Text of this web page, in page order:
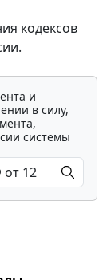
кодексов
и
в силу,
системы